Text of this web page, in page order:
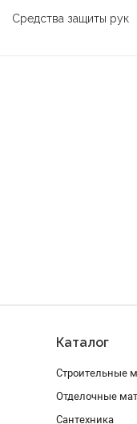
Средства защиты рук
Каталог
Строительные
Отделочные
Сантехника